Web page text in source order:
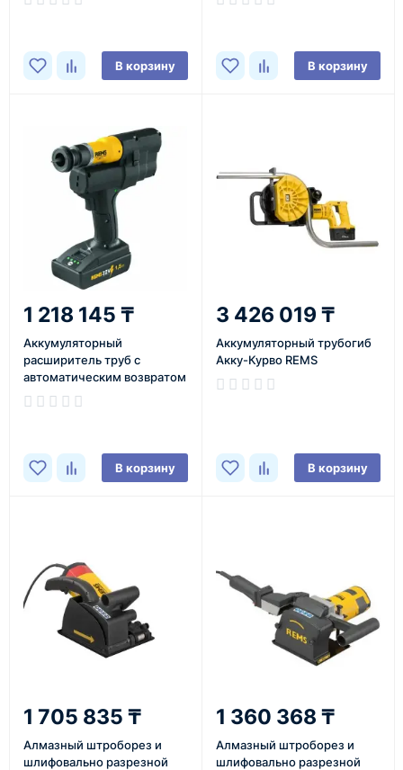
REMS
В корзину
REMS
В корзину
1 218 145 ₸
Аккумуляторный
расширитель труб с
автоматическим возвратом
Акку-Экс-Пресс П REMS
В корзину
3 426 019 ₸
Аккумуляторный трубогиб
Акку-Курво REMS
В корзину
1 705 835 ₸
Алмазный штроборез и
шлифовально разрезной
1 360 368 ₸
Алмазный штроборез и
шлифовально­ разрезной